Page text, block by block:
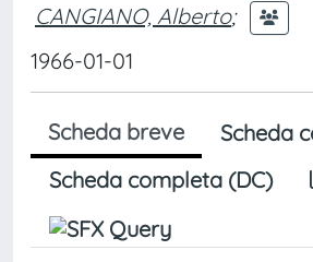
CANGIANO, Alberto;
1966-01-01
Scheda breve
Scheda
Scheda completa (DC)